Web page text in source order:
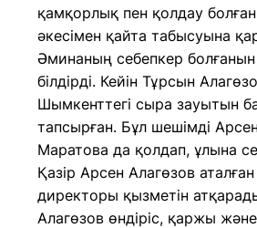
қамқорлық пен қолдау
әкесімен қайта табысуына
Әминаның себепкер
білдірді. Кейін Тұрсын
Шымкенттегі сыра зауытын
тапсырған. Бұл шешімді
Маратова да қолдап, ұлына
Қазір Арсен Алагөзов
директоры қызметін
Алагөзов өндіріс, қаржы